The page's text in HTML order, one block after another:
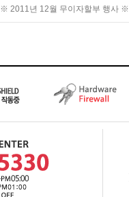
※ 2011년 12월 무이자할부 행사 ※